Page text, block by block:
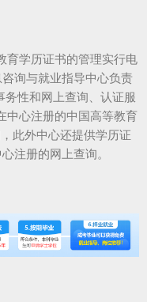
育学历证书的管理实行电
询与就业指导中心负责
性和网上查询、认证服
心注册的中国高等教育
此外中心还提供学历证
注册的网上查询。